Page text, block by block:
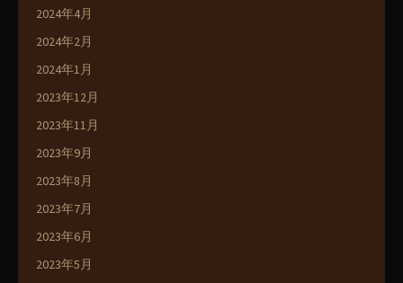
2024年4月
2024年2月
2024年1月
2023年12月
2023年11月
2023年9月
2023年8月
2023年7月
2023年6月
2023年5月